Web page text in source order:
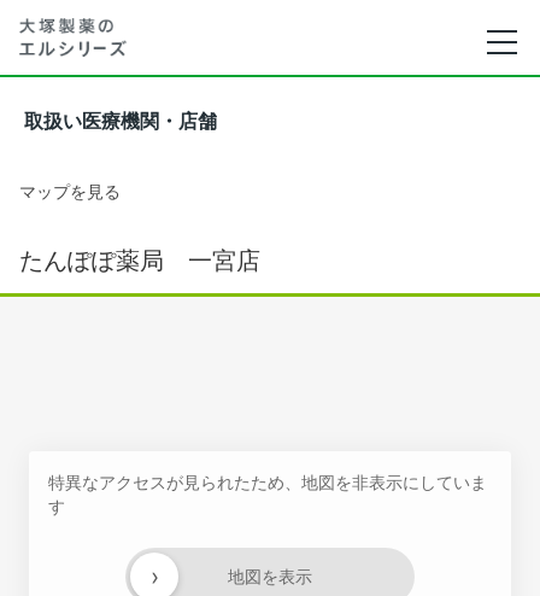
取扱い医療機関・店舗
マップを見る
たんぽぽ薬局 一宮店
特異なアクセスが見られたため、地図を非表示にしていま
す
地図を表示
›